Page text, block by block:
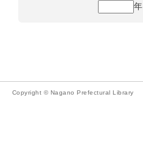
年
Copyright © Nagano Prefectural Library